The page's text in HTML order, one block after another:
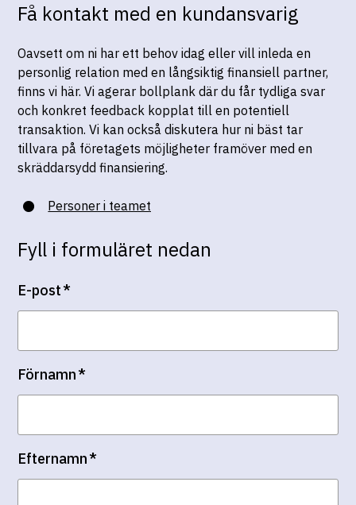
Få kontakt med en kundansvarig
Oavsett om ni har ett behov idag eller vill inleda en
personlig relation med en långsiktig finansiell partner,
finns vi här. Vi agerar bollplank där du får tydliga svar
och konkret feedback kopplat till en potentiell
transaktion. Vi kan också diskutera hur ni bäst tar
tillvara på företagets möjligheter framöver med en
skräddarsydd finansiering.
Personer i teamet
Fyll i formuläret nedan
E-post*
Förnamn*
Efternamn*